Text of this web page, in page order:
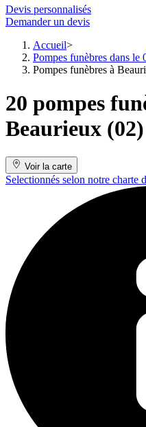
Devis personnalisés
Demander un devis
Accueil
Pompes funèbres dans le
Pompes funèbres à
20 pompes
Beaurieux (02)
Voir la carte
Selectionnés selon notre charte